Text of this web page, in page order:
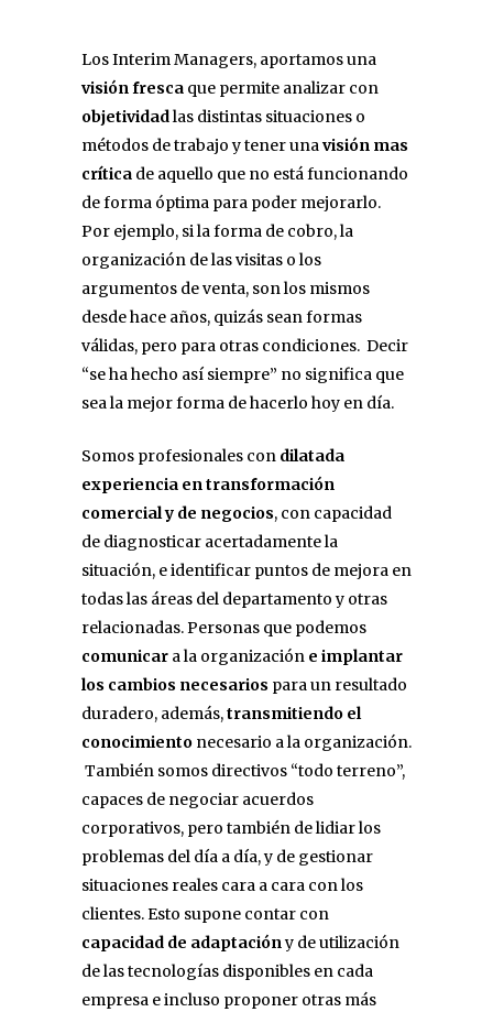
Los Interim Managers, aportamos una
visión fresca que permite analizar con
objetividadlas distintas situaciones o
métodos de trabajo y tener unavisión mas
crítica de aquello que no está funcionando
de forma óptima para poder mejorarlo.
Por ejemplo, si la forma de cobro, la
organización de las visitas o los
argumentos de venta, son los mismos
desde hace años, quizás sean formas
válidas, pero para otras condiciones. Decir
“se ha hecho así siempre” no significa que
sea la mejor forma de hacerlo hoy en día.
Somos profesionales con dilatada
experiencia en transformación
comercial y de negocios, con capacidad
de diagnosticar acertadamente la
situación, e identificar puntos de mejora en
todas las áreas del departamento y otras
relacionadas. Personas que podemos
comunicar a la organización e implantar
los cambios necesarios para un resultado
duradero, además,transmitiendo el
conocimiento necesario a la organización.
También somos directivos “todo terreno”,
capaces de negociar acuerdos
corporativos, pero también de lidiar los
problemas del día a día, y de gestionar
situaciones reales cara a cara con los
clientes. Esto supone contar con
capacidad de adaptacióny de utilización
de las tecnologías disponibles en cada
empresa e incluso proponer otras más